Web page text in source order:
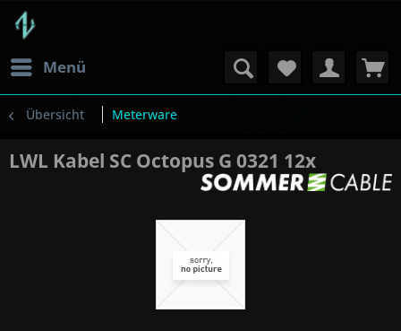
Menü
Übersicht Meterware
LWL Kabel SC Octopus G 0321 12x